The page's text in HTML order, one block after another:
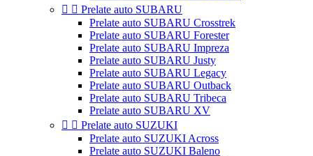
  Prelate auto SUBARU
Prelate auto SUBARU Crosstrek
Prelate auto SUBARU Forester
Prelate auto SUBARU Impreza
Prelate auto SUBARU Justy
Prelate auto SUBARU Legacy
Prelate auto SUBARU Outback
Prelate auto SUBARU Tribeca
Prelate auto SUBARU XV
  Prelate auto SUZUKI
Prelate auto SUZUKI Across
Prelate auto SUZUKI Baleno